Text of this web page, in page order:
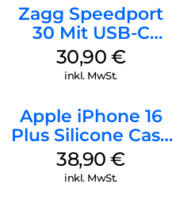
Zagg Speedport
30 Mit USB-C
Kabel Weiß
30,90 €
inkl. MwSt.
Apple iPhone 16
Plus Silicone Case
MagSafe Denim
38,90€
inkl. MwSt.